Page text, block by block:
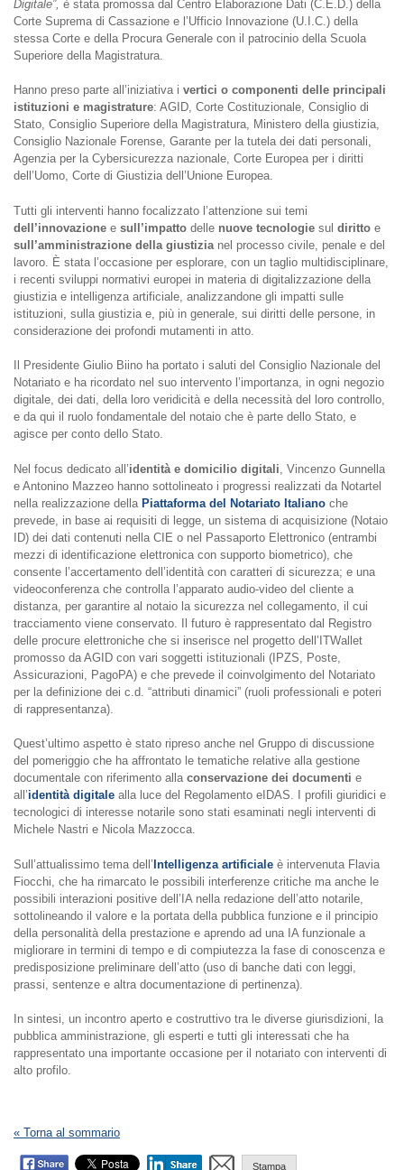
Digitale”, è stata promossa dal Centro Elaborazione Dati (C.E.D.) della
Corte Suprema di Cassazione e l’Ufficio Innovazione (U.I.C.) della
stessa Corte e della Procura Generale con il patrocinio della Scuola
Superiore della Magistratura.
Hanno preso parte all’iniziativa i vertici o componenti delle principali
istituzioni e magistrature: AGID, Corte Costituzionale, Consiglio di
Stato, Consiglio Superiore della Magistratura, Ministero della giustizia,
Consiglio Nazionale Forense, Garante per la tutela dei dati personali,
Agenzia per la Cybersicurezza nazionale, Corte Europea per i diritti
dell’Uomo, Corte di Giustizia dell’Unione Europea.
Tutti gli interventi hanno focalizzato l’attenzione sui temi
dell’innovazione e sull’impatto delle nuove tecnologie sul diritto e
sull’amministrazione della giustizia nel processo civile, penale e del
lavoro. È stata l’occasione per esplorare, con un taglio multidisciplinare,
i recenti sviluppi normativi europei in materia di digitalizzazione della
giustizia e intelligenza artificiale, analizzandone gli impatti sulle
istituzioni, sulla giustizia e, più in generale, sui diritti delle persone, in
considerazione dei profondi mutamenti in atto.
Il Presidente Giulio Biino ha portato i saluti del Consiglio Nazionale del
Notariato e ha ricordato nel suo intervento l’importanza, in ogni negozio
digitale, dei dati, della loro veridicità e della necessità del loro controllo,
e da qui il ruolo fondamentale del notaio che è parte dello Stato, e
agisce per conto dello Stato.
Nel focus dedicato all’identità e domicilio digitali , Vincenzo Gunnella
e Antonino Mazzeo hanno sottolineato i progressi realizzati da Notartel
nella realizzazione della Piattaforma del Notariato Italiano che
prevede, in base ai requisiti di legge, un sistema di acquisizione (Notaio
ID) dei dati contenuti nella CIE o nel Passaporto Elettronico (entrambi
mezzi di identificazione elettronica con supporto biometrico), che
consente l’accertamento dell’identità con caratteri di sicurezza; e una
videoconferenza che controlla l’apparato audio-video del cliente a
distanza, per garantire al notaio la sicurezza nel collegamento, il cui
tracciamento viene conservato. Il futuro è rappresentato dal Registro
delle procure elettroniche che si inserisce nel progetto dell’ITWallet
promosso da AGID con vari soggetti istituzionali (IPZS, Poste,
Assicurazioni, PagoPA) e che prevede il coinvolgimento del Notariato
per la definizione dei c.d. “attributi dinamici” (ruoli professionali e poteri
di rappresentanza).
Quest’ultimo aspetto è stato ripreso anche nel Gruppo di discussione
del pomeriggio che ha affrontato le tematiche relative alla gestione
documentale con riferimento alla conservazione dei documenti e
all’identità digitale alla luce del Regolamento eIDAS. I profili giuridici e
tecnologici di interesse notarile sono stati esaminati negli interventi di
Michele Nastri e Nicola Mazzocca.
Sull’attualissimo tema dell’ Intelligenza artificiale è intervenuta Flavia
Fiocchi, che ha rimarcato le possibili interferenze critiche ma anche le
possibili interazioni positive dell’IA nella redazione dell’atto notarile,
sottolineando il valore e la portata della pubblica funzione e il principio
della personalità della prestazione e aprendo ad una IA funzionale a
migliorare in termini di tempo e di compiutezza la fase di conoscenza e
predisposizione preliminare dell’atto (uso di banche dati con leggi,
prassi, sentenze e altra documentazione di pertinenza).
In sintesi, un incontro aperto e costruttivo tra le diverse giurisdizioni, la
pubblica amministrazione, gli esperti e tutti gli interessati che ha
rappresentato una importante occasione per il notariato con interventi di
alto profilo.
« Torna al sommario
Stampa